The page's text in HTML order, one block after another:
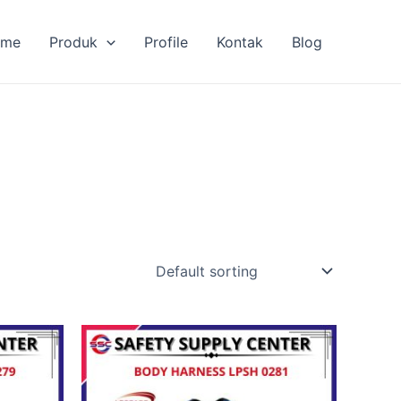
Produk Profile Kontak Blog